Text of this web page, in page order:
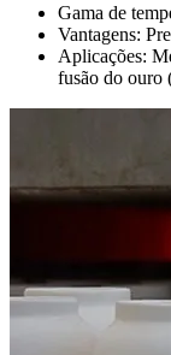
Gama de
Vantagens:
Aplicações:
fusão do ouro